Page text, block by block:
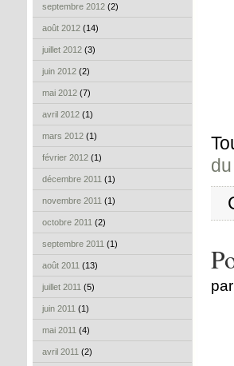
septembre 2012 (2)
août 2012 (14)
juillet 2012 (3)
juin 2012 (2)
mai 2012 (7)
avril 2012 (1)
mars 2012 (1)
février 2012 (1)
décembre 2011 (1)
novembre 2011 (1)
octobre 2011 (2)
septembre 2011 (1)
août 2011 (13)
juillet 2011 (5)
juin 2011 (1)
mai 2011 (4)
avril 2011 (2)